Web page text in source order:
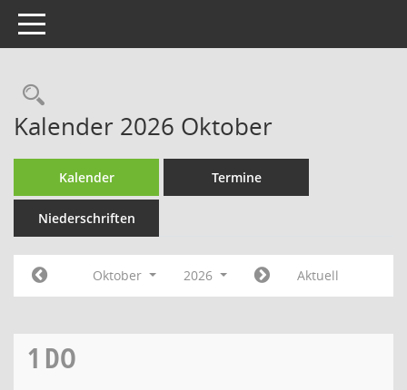
Toggle navigation
Rechercheauswahl
Kalender 2026 Oktober
Kalender Termine
Niederschriften
Oktober 2026 Aktuell
1 DO